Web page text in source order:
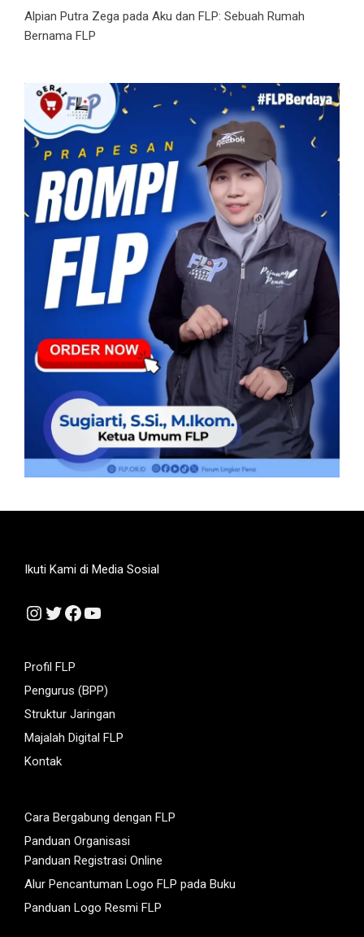
Alpian Putra Zega pada Aku dan FLP: Sebuah Rumah
Bernama FLP
Ikuti Kami di Media Sosial
Instagram
Twitter
Facebook
YouTube
Profil FLP
Pengurus (BPP)
Struktur Jaringan
Majalah Digital FLP
Kontak
Cara Bergabung dengan FLP
Panduan Organisasi
Panduan Registrasi Online
Alur Pencantuman Logo FLP pada Buku
Panduan Logo Resmi FLP